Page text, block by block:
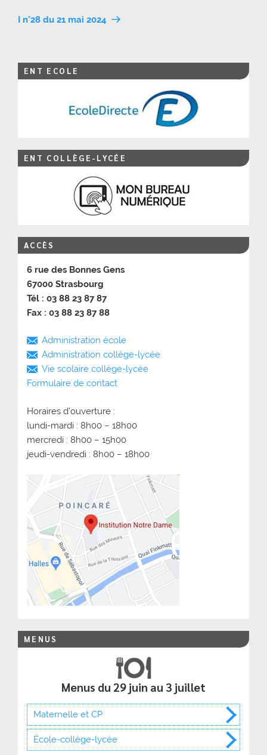
de
I n°28 du 21 mai 2024
ENT ECOLE
ENT COLLÈGE-LYCÉE
ACCÈS
6 rue des Bonnes Gens
67000 Strasbourg
Tél : 03 88 23 87 87
Fax : 03 88 23 87 88
Administration école
Administration collège-lycée
Vie scolaire collège-lycée
Formulaire de contact
Horaires d’ouverture :
lundi-mardi : 8h00 – 18h00
mercredi : 8h00 – 15h00
jeudi-vendredi : 8h00 – 18h00
MENUS
Menus du 29 juin au 3 juillet
Maternelle et CP
École-collège-lycée